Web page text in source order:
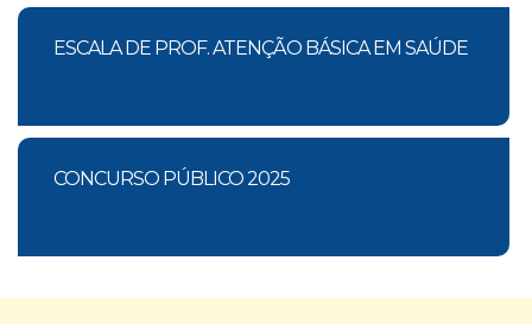
ESCALA DE PROF. ATENÇÃO BÁSICA EM SAÚDE
CONCURSO PÚBLICO 2025